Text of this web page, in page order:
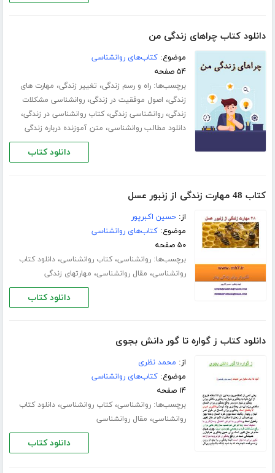
دانلود کتاب چراهای زندگی من
موضوع:کتاب‌های روانشناسی
۵۴ صفحه
برچسب‌ها:راه و رسم زندگی، تغییر زندگی، مهارت های
زندگی، اصول موفقیت در زندگی،روانشناسی مشکلات
زندگی،روانشناسی زندگی،کتاب روانشناسی در زندگی،
دانلود مطالب روانشناسی، متن آموزنده درباره زندگی
دانلود کتاب
کتاب 48 مهارت زندگی از زنبور عسل
از:حسین اکبرپور
موضوع:کتاب‌های روانشناسی
۵۰ صفحه
برچسب‌ها:روانشناسی،کتاب روانشناسی،دانلود کتاب
روانشناسی، مقال روانشناسی، مهارتهای زندگی
دانلود کتاب
دانلود کتاب ز گواره تا گور دانش بجوی
از: محمد نظری
موضوع:کتاب‌های روانشناسی
۱۴ صفحه
برچسب‌ها:روانشناسی،کتاب روانشناسی،دانلود کتاب
روانشناسی، مقال روانشناسی
دانلود کتاب